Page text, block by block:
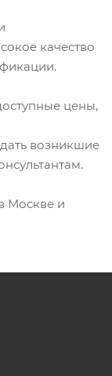
качество
цены,
возникшие
Москве и